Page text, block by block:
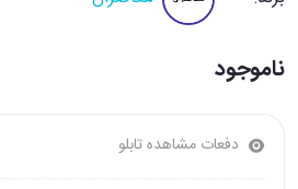
ناموجود
دفعات مشاهده تابلو